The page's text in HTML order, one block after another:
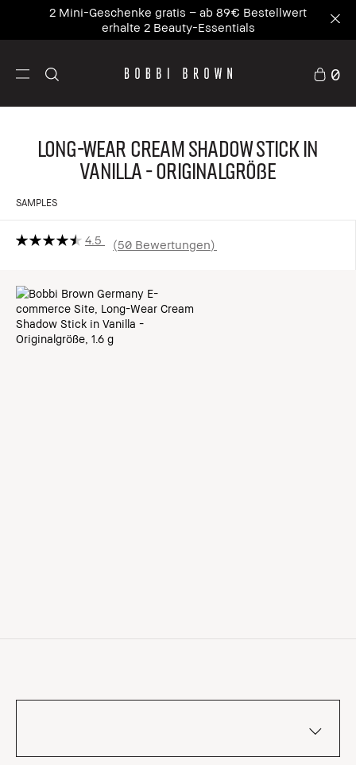
2 Mini-Geschenke gratis – ab 89€ Bestellwert
erhalte 2 Beauty-Essentials
0
Long-Wear Cream Shadow Stick in
Vanilla - Originalgröße
SAMPLES
4.5 50 Bewertungen